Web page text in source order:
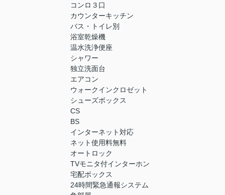
コンロ３口
カウンターキッチン
バス・トイレ別
浴室乾燥機
温水洗浄便座
シャワー
独立洗面台
エアコン
ウォークインクロゼット
シューズボックス
CS
BS
インターネット対応
ネット使用料無料
オートロック
TVモニタ付インターホン
宅配ボックス
24時間緊急通報システム